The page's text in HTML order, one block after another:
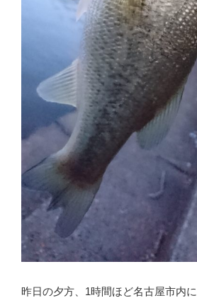
昨日の夕方、1時間ほど名古屋市内